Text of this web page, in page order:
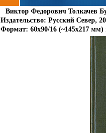
Виктор Федорович Толкачев
Издательство: Русский Север,
Формат: 60x90/16 (~145х217 мм)